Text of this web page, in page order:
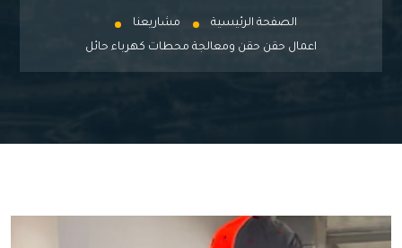
الصفحة الرئيسية
مشاريعنا
اعمال حقن حقن ومعالجة محطات كهرباء حائل